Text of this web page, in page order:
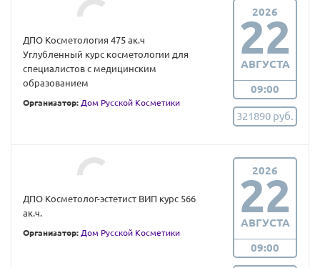
ДПО Косметология 475 ак.ч
Углубленный курс косметологии для
специалистов с медицинским
образованием
Организатор: Дом Русской Косметики
2026
22
АВГУСТА
09:00
321890 руб.
ДПО Косметолог-эстетист ВИП курс 566
ак.ч.
Организатор: Дом Русской Косметики
2026
22
АВГУСТА
09:00